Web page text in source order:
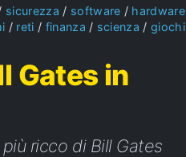
sicurezza software
hardware
reti finanza scienza giochi
Gates in
ricco di Bill Gates